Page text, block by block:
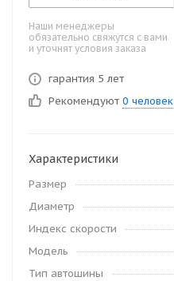
Наши менеджеры
обязательно свяжутся с вами
и уточнят условия заказа
гарантия 5 лет
Рекомендуют 0 человек
Характеристики
Размер
Диаметр
Индекс скорости
Модель
Тип автошины